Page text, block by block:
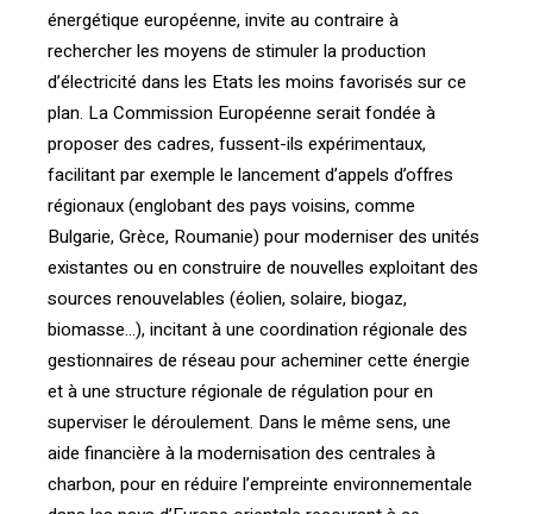
énergétique européenne, invite au contraire à
rechercher les moyens de stimuler la production
d’électricité dans les Etats les moins favorisés sur ce
plan. La Commission Européenne serait fondée à
proposer des cadres, fussent-ils expérimentaux,
facilitant par exemple le lancement d’appels d’offres
régionaux (englobant des pays voisins, comme
Bulgarie, Grèce, Roumanie) pour moderniser des unités
existantes ou en construire de nouvelles exploitant des
sources renouvelables (éolien, solaire, biogaz,
biomasse…), incitant à une coordination régionale des
gestionnaires de réseau pour acheminer cette énergie
et à une structure régionale de régulation pour en
superviser le déroulement. Dans le même sens, une
aide financière à la modernisation des centrales à
charbon, pour en réduire l’empreinte environnementale